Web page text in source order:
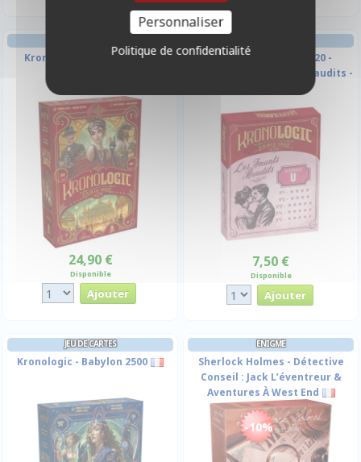
Kronologic - Paris 1920
24,90 €
Disponible
Kronologic - Paris 1920 -
Extension Les Amants Maudits -
7,50 €
Disponible
JEU DE CARTES
Kronologic - Babylon 2500
ENIGME
Sherlock Holmes - Détective
Conseil : Jack L’éventreur &
Aventures À West End
-10%
Personnaliser
Politique de confidentialité